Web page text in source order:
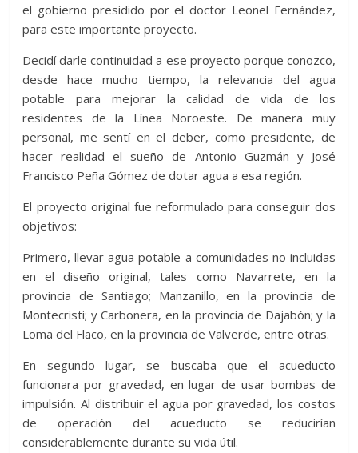
el gobierno presidido por el doctor Leonel Fernández,
para este importante proyecto.
Decidí darle continuidad a ese proyecto porque conozco,
desde hace mucho tiempo, la relevancia del agua
potable para mejorar la calidad de vida de los
residentes de la Línea Noroeste. De manera muy
personal, me sentí en el deber, como presidente, de
hacer realidad el sueño de Antonio Guzmán y José
Francisco Peña Gómez de dotar agua a esa región.
El proyecto original fue reformulado para conseguir dos
objetivos:
Primero, llevar agua potable a comunidades no incluidas
en el diseño original, tales como Navarrete, en la
provincia de Santiago; Manzanillo, en la provincia de
Montecristi; y Carbonera, en la provincia de Dajabón; y la
Loma del Flaco, en la provincia de Valverde, entre otras.
En segundo lugar, se buscaba que el acueducto
funcionara por gravedad, en lugar de usar bombas de
impulsión. Al distribuir el agua por gravedad, los costos
de operación del acueducto se reducirían
considerablemente durante su vida útil.